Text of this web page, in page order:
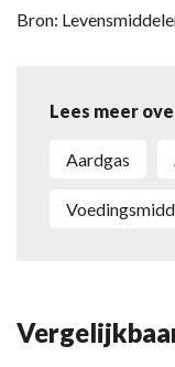
Bron:
Lees meer
aardgas